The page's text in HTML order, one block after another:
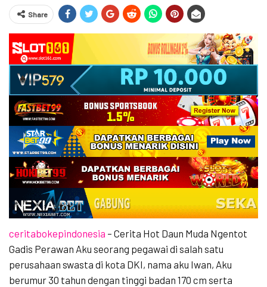
Share
ceritabokepindonesia – Cerita Hot Daun Muda Ngentot
Gadis Perawan Aku seorang pegawai di salah satu
perusahaan swasta di kota DKI, nama aku Iwan, Aku
berumur 30 tahun dengan tinggi badan 170 cm serta